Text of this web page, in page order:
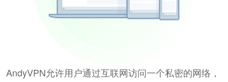
AndyVPN允许用户通过互联网访问一个私密的网络，